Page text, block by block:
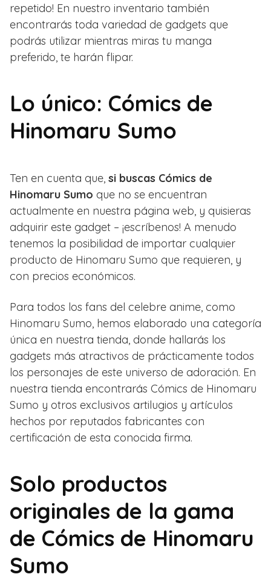
repetido! En nuestro inventario también
encontrarás toda variedad de gadgets que
podrás utilizar mientras miras tu manga
preferido, te harán flipar.
Lo único: Cómics de
Hinomaru Sumo
Ten en cuenta que, si buscas Cómics de
Hinomaru Sumo que no se encuentran
actualmente en nuestra página web, y quisieras
adquirir este gadget – ¡escríbenos! A menudo
tenemos la posibilidad de importar cualquier
producto de Hinomaru Sumo que requieren, y
con precios económicos.
Para todos los fans del celebre anime, como
Hinomaru Sumo, hemos elaborado una categoría
única en nuestra tienda, donde hallarás los
gadgets más atractivos de prácticamente todos
los personajes de este universo de adoración. En
nuestra tienda encontrarás Cómics de Hinomaru
Sumo y otros exclusivos artilugios y artículos
hechos por reputados fabricantes con
certificación de esta conocida firma.
Solo productos
originales de la gama
de Cómics de Hinomaru
Sumo